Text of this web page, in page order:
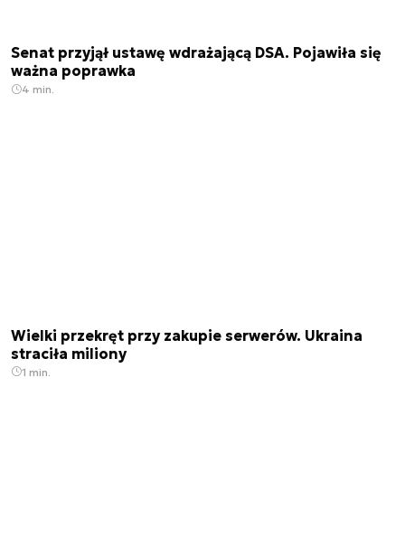
Senat przyjął ustawę wdrażającą DSA. Pojawiła się
ważna poprawka
4 min.
Wielki przekręt przy zakupie serwerów. Ukraina
straciła miliony
1 min.